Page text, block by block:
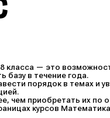
класса — это
базу в течение года.
порядок в темах и
чем приобретать их по
курсов Математика